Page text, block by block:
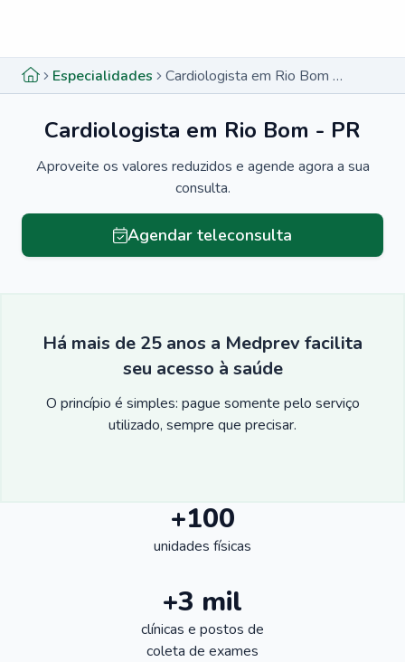
Especialidades Cardiologista em Rio Bom - PR
Cardiologista em Rio Bom - PR
Aproveite os valores reduzidos e agende agora a sua
consulta.
Agendar teleconsulta
Há mais de 25 anos a Medprev facilita
seu acesso à saúde
O princípio é simples: pague somente pelo serviço
utilizado, sempre que precisar.
+100
unidades físicas
+3 mil
clínicas e postos de
coleta de exames